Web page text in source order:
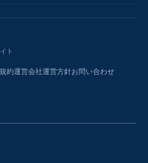
ト
約運営会社運営方針お問い合わせ